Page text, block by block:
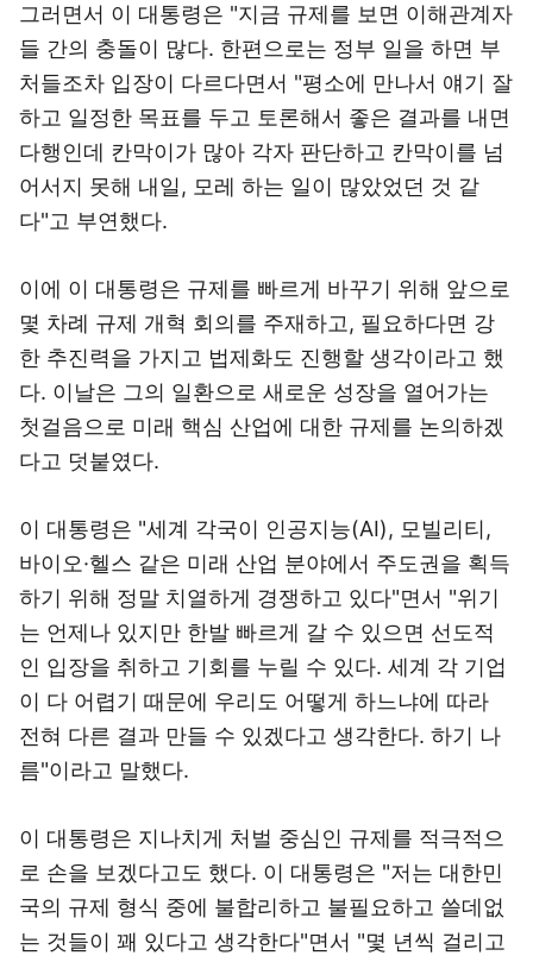
그러면서 이 대통령은 "지금 규제를 보면 이해관계자
들 간의 충돌이 많다. 한편으로는 정부 일을 하면 부
처들조차 입장이 다르다면서 "평소에 만나서 얘기 잘
하고 일정한 목표를 두고 토론해서 좋은 결과를 내면
다행인데 칸막이가 많아 각자 판단하고 칸막이를 넘
어서지 못해 내일, 모레 하는 일이 많았었던 것 같
다"고 부연했다.
이에 이 대통령은 규제를 빠르게 바꾸기 위해 앞으로
몇 차례 규제 개혁 회의를 주재하고, 필요하다면 강
한 추진력을 가지고 법제화도 진행할 생각이라고 했
다. 이날은 그의 일환으로 새로운 성장을 열어가는
첫걸음으로 미래 핵심 산업에 대한 규제를 논의하겠
다고 덧붙였다.
이 대통령은 "세계 각국이 인공지능(AI), 모빌리티,
바이오·헬스 같은 미래 산업 분야에서 주도권을 획득
하기 위해 정말 치열하게 경쟁하고 있다"면서 "위기
는 언제나 있지만 한발 빠르게 갈 수 있으면 선도적
인 입장을 취하고 기회를 누릴 수 있다. 세계 각 기업
이 다 어렵기 때문에 우리도 어떻게 하느냐에 따라
전혀 다른 결과 만들 수 있겠다고 생각한다. 하기 나
름"이라고 말했다.
이 대통령은 지나치게 처벌 중심인 규제를 적극적으
로 손을 보겠다고도 했다. 이 대통령은 "저는 대한민
국의 규제 형식 중에 불합리하고 불필요하고 쓸데없
는 것들이 꽤 있다고 생각한다"면서 "몇 년씩 걸리고